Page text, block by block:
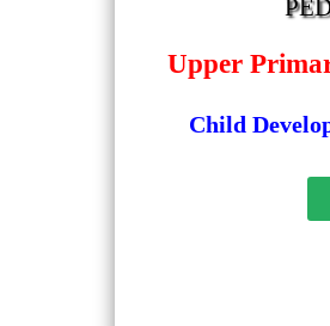
Upper
Child